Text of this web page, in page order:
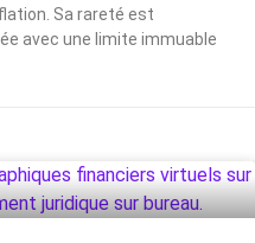
Sa rareté est
avec une limite immuable